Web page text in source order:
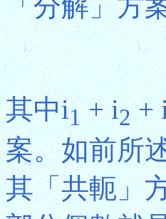
其中i1+ i2+
案。如前所
其「共軛」